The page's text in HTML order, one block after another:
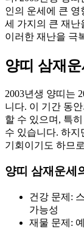
인의 운세에 큰 영
세 가지의 큰 재난
이러한 재난을 극
양띠 삼재운
2003년생 양띠는
니다. 이 기간 동
할 수 있으며, 특
수 있습니다. 하
기회이기도 하므
양띠 삼재운세
건강 문제:
가능성
재물 문제: